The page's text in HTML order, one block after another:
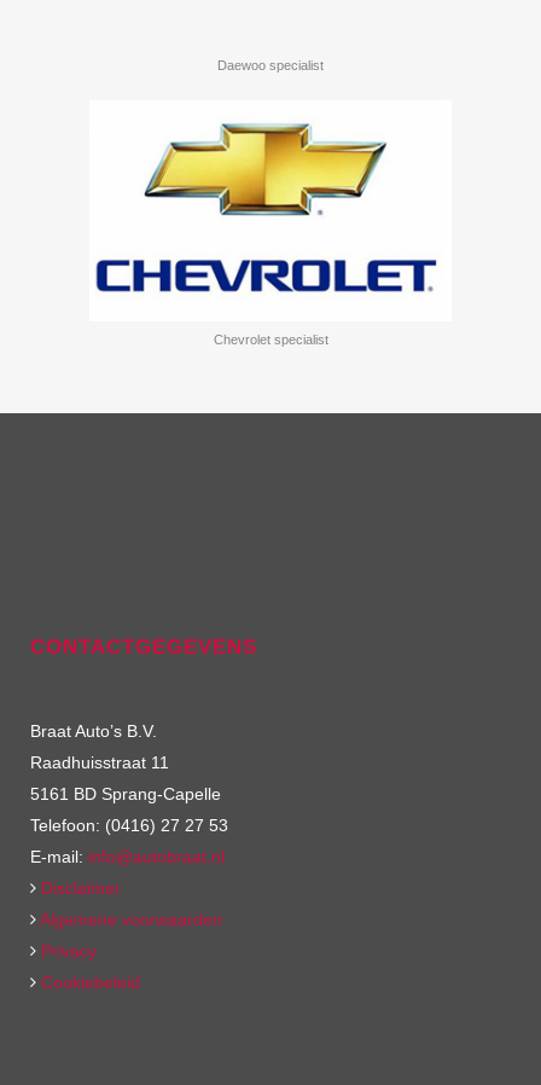
Daewoo specialist
Chevrolet specialist
CONTACTGEGEVENS
Braat Auto’s B.V.
Raadhuisstraat 11
5161 BD Sprang-Capelle
Telefoon: (0416) 27 27 53
E-mail: info@autobraat.nl
Disclaimer
Algemene voorwaarden
Privacy
Cookiebeleid